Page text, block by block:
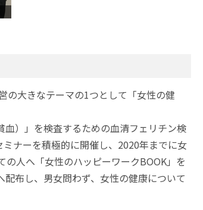
の大きなテーマの1つとして「女性の健
）」を検査するための血清フェリチン検
ナーを積極的に開催し、2020年までに女
人へ「女性のハッピーワークBOOK」を
布し、男女問わず、女性の健康について